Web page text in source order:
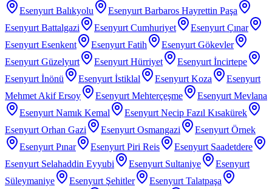
Esenyurt Balıkyolu
Esenyurt Barbaros Hayrettin Paşa
Esenyurt Battalgazi
Esenyurt Cumhuriyet
Esenyurt Çınar
Esenyurt Esenkent
Esenyurt Fatih
Esenyurt Gökevler
Esenyurt Güzelyurt
Esenyurt Hürriyet
Esenyurt İncirtepe
Esenyurt İnönü
Esenyurt İstiklal Esenyurt Koza
Esenyurt
Mehmet Akif Ersoy
Esenyurt Mehterçeşme
Esenyurt Mevlana
Esenyurt Namık Kemal
Esenyurt Necip Fazıl Kısakürek
Esenyurt Orhan Gazi
Esenyurt Osmangazi
Esenyurt Örnek
Esenyurt Pınar
Esenyurt Piri Reis
Esenyurt Saadetdere
Esenyurt Selahaddin Eyyubi
Esenyurt Sultaniye
Esenyurt
Süleymaniye
Esenyurt Şehitler
Esenyurt Talatpaşa